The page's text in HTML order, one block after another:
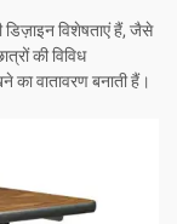
डिज़ाइन विशेषताएं हैं, जैसे
की विविध
वातावरण बनाती हैं।